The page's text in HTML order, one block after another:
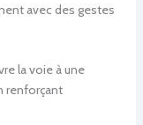
avec des gestes
la voie à une
renforçant